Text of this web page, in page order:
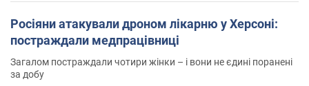
Росіяни атакували дроном лікарню у Херсоні:
постраждали медпрацівниці
Загалом постраждали чотири жінки – і вони не єдині поранені
за добу